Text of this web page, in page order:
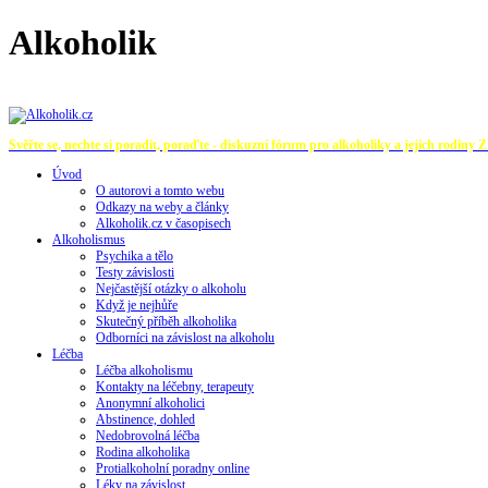
Alkoholik
Svěřte se, nechte si poradit, poraďte - diskuzní fórum pro alkoholiky a jejich rodiny
Úvod
O autorovi a tomto webu
Odkazy na weby a články
Alkoholik.cz v časopisech
Alkoholismus
Psychika a tělo
Testy závislosti
Nejčastější otázky o alkoholu
Když je nejhůře
Skutečný příběh alkoholika
Odborníci na závislost na alkoholu
Léčba
Léčba alkoholismu
Kontakty na léčebny, terapeuty
Anonymní alkoholici
Abstinence, dohled
Nedobrovolná léčba
Rodina alkoholika
Protialkoholní poradny online
Léky na závislost